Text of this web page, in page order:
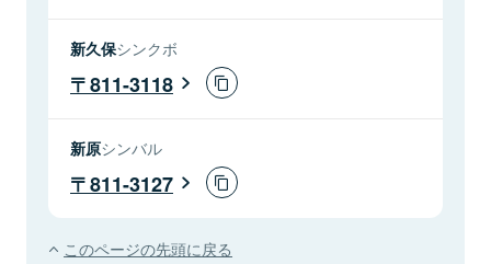
新久保シンクボ
811-3118
新原シンバル
811-3127
このページの先頭に戻る